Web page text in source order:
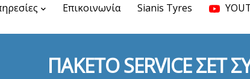
Επικοινωνία Sianis Tyres
ΠΑΚΕΤΟ SERVICE ΣΕΤ